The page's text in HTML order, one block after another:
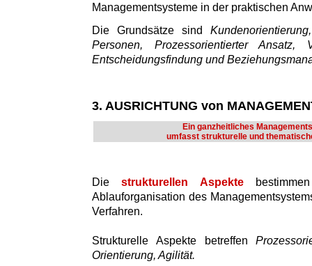
Managementsysteme in der praktischen
Die Grundsätze sind
Personen, Prozessorientierter Ansatz,
Entscheidungsfindung und
3. AUSRICHTUNG von
Ein ganzheitliches
umfasst strukturelle und
Diestrukturellen Aspekte
Ablauforganisation des
Verfahren.
Strukturelle Aspekte betreffen
Orientierung, Agilität.